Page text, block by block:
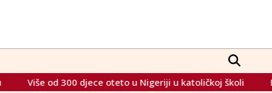
Više od 300 djece oteto u Nigeriji u katoličkoj školi